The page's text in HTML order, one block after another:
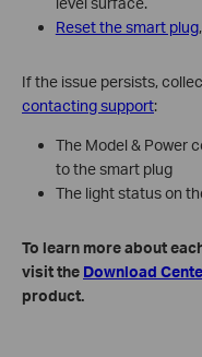
Reset the smart plug
If the issue persists,
contacting support:
The Model & Power
to the smart plug
The light status on
To learn more about
visit the Download
product.